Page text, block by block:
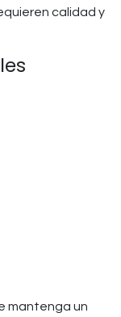
calidad y
mantenga un